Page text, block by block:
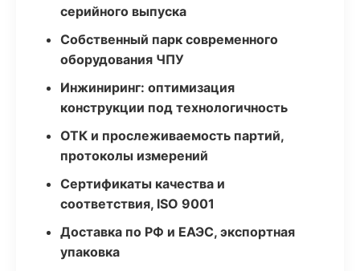
серийного выпуска
Собственный парк современного
оборудования ЧПУ
Инжиниринг: оптимизация
конструкции под технологичность
ОТК и прослеживаемость партий,
протоколы измерений
Сертификаты качества и
соответствия, ISO 9001
Доставка по РФ и ЕАЭС, экспортная
упаковка